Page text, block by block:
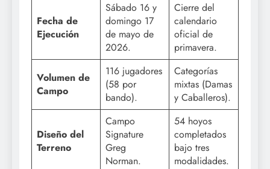
Fecha de
Ejecución
Sábado 16 y
domingo 17
de mayo de
2026.
Cierre del
calendario
oficial de
primavera.
Volumen de
Campo
116 jugadores
(58 por
bando).
Categorías
mixtas (Damas
y Caballeros).
Diseño del
Terreno
Campo
Signature
Greg
Norman.
54 hoyos
completados
bajo tres
modalidades.